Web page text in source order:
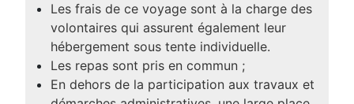
Les frais de ce voyage sont à la charge des
volontaires qui assurent également leur
hébergement sous tente individuelle.
Les repas sont pris en commun ;
En dehors de la participation aux travaux et